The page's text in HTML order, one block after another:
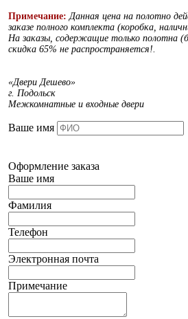
Примечание: Данная цена на полотно
заказе полного комплекта (коробка,
На заказы, содержащие только полотна
скидка 65% не распространяется!.
«Двери Дешево»
г. Подольск
Межкомнатные и входные двери
Ваше имя
Оформление заказа
Ваше имя
Фамилия
Телефон
Электронная почта
Примечание